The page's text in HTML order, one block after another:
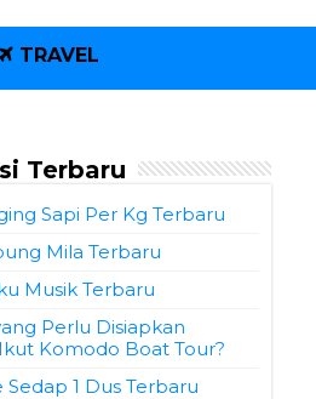
TRAVEL
Terbaru
Sapi Per Kg Terbaru
Mila Terbaru
Musik Terbaru
Perlu Disiapkan
Komodo Boat Tour?
Sedap 1 Dus Terbaru